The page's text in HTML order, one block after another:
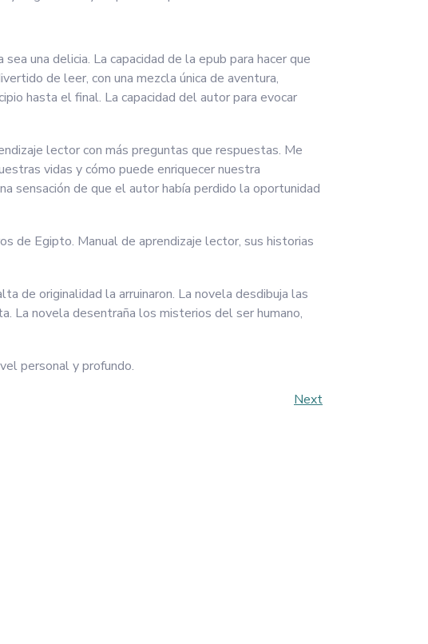
una delicia. La capacidad de la epub para hacer que
de leer, con una mezcla única de aventura,
hasta el final. La capacidad del autor para evocar
lector con más preguntas que respuestas. Me
vidas y cómo puede enriquecer nuestra
sensación de que el autor había perdido la oportunidad
de Egipto. Manual de aprendizaje lector, sus historias
de originalidad la arruinaron. La novela desdibuja las
La novela desentraña los misterios del ser humano,
personal y profundo.
Next
Next